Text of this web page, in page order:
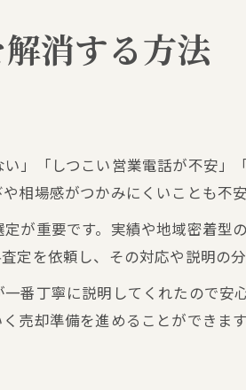
依頼時の注意点
電話を減らすための工夫と対処法
安心したやり取りをする方法
電話を最小限に抑えるポイント
したい連絡手段の選び方
心の売却準備とは
の不動産買取で安心できる準備手
大阪府泉南市男里の実務情報
消する方法
」「しつこい営業電話が不安」
相場感がつかみにくいことも不
が重要です。実績や地域密着型
定を依頼し、その対応や説明の
番丁寧に説明してくれたので安
売却準備を進めることができま